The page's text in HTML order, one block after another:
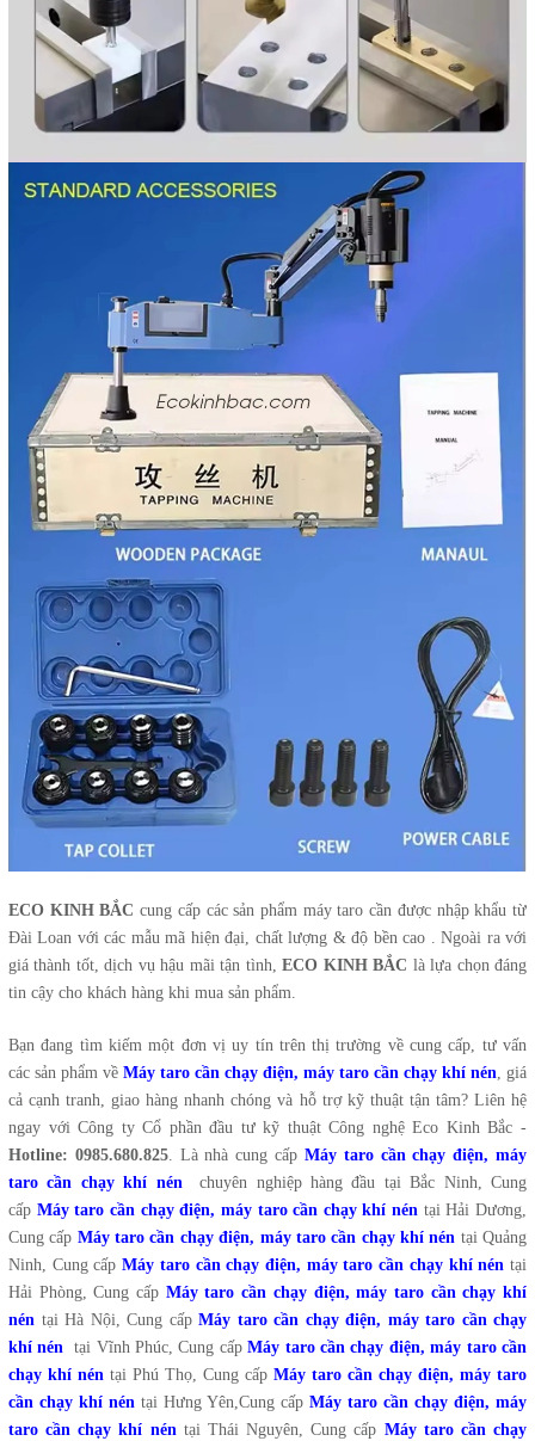
ECO KINH BẮCcung cấp các sản phẩm máy taro cần được nhập khẩu từ
Đài Loan với các mẫu mã hiện đại, chất lượng & độ bền cao . Ngoài ra với
giá thành tốt, dịch vụ hậu mãi tận tình,ECO KINH BẮC là lựa chọn đáng
tin cậy cho khách hàng khi mua sản phẩm.
Bạn đang tìm kiếm một đơn vị uy tín trên thị trường về cung cấp, tư vấn
các sản phẩm về Máy taro cần chạy điện, máy taro cần chạy khí nén , giá
cả cạnh tranh, giao hàng nhanh chóng và hỗ trợ kỹ thuật tận tâm? Liên hệ
ngay với Công ty Cổ phần đầu tư kỹ thuật Công nghệ Eco Kinh Bắc -
Hotline: 0985.680.825. Là nhà cung cấp Máy taro cần chạy điện, máy
taro cần chạy khí nén
chuyên nghiệp hàng đầu tại Bắc Ninh, Cung
cấp Máy taro cần chạy điện, máy taro cần chạy khí nén tại Hải Dương,
Cung cấp Máy taro cần chạy điện, máy taro cần chạy khí nén tại Quảng
Ninh, Cung cấpMáy taro cần chạy điện, máy taro cần chạy khí nén tại
Hải Phòng, Cung cấp Máy taro cần chạy điện, máy taro cần chạy khí
nén tại Hà Nội, Cung cấp Máy taro cần chạy điện, máy taro cần chạy
khí nén
tại Vĩnh Phúc, Cung cấpMáy taro cần chạy điện, máy taro cần
chạy khí nén tại Phú Thọ, Cung cấp Máy taro cần chạy điện, máy taro
cần chạy khí nén tại Hưng Yên,Cung cấp Máy taro cần chạy điện, máy
taro cần chạy khí nén tại Thái Nguyên, Cung cấp Máy taro cần chạy